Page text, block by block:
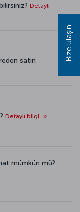
Detaylı
satın
Detaylı bilgi
mümkün mü?
Bize ulaşın